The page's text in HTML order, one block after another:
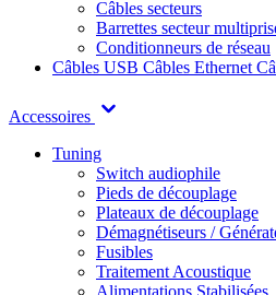
Câbles secteurs
Barrettes secteur
Conditionneurs de réseau
Câbles USB Câbles Ethernet
Accessoires
Tuning
Switch audiophile
Pieds de découplage
Plateaux de découplage
Démagnétiseurs /
Fusibles
Traitement Acoustique
Alimentations Stabilisées